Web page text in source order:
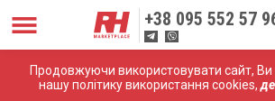
Продовжуючи використовувати сайт, Ви
нашу політику використання cookies,
+38 095 552 57
Головна Статті